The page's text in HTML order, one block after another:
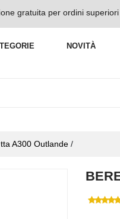
gratuita per ordini
NOVITÀ
A300 Outlande /